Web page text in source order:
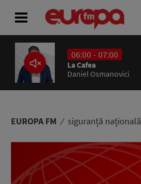
06:00 - 07:00
La Cafea
Daniel Osmanovici
EUROPA FM siguranță națională
ACASĂ
ȘTIRI
PODCAST